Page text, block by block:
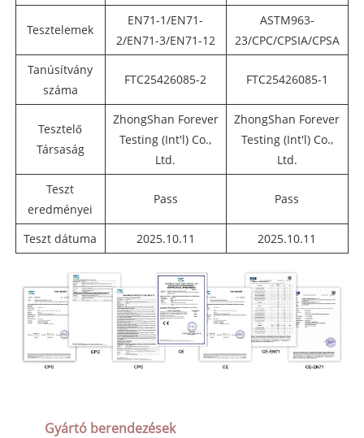
Tesztelemek
EN71-1/EN71-
2/EN71-3/EN71-12
ASTM963-
23/CPC/CPSIA/CPSA
Tanúsítvány
száma
FTC25426085-2 FTC25426085-1
Tesztelő
Társaság
ZhongShan Forever
Testing (Int'l) Co.,
Ltd.
ZhongShan Forever
Testing (Int'l) Co.,
Ltd.
Teszt
eredményei
Pass Pass
Teszt dátuma 2025.10.11 2025.10.11
Gyártó berendezések